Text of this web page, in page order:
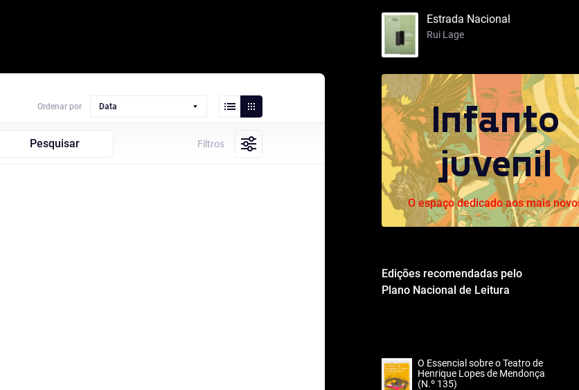
Estrada Nacional
Rui Lage
Ordenar por Data
Pesquisar Filtros
Infanto
juvenil
O espaço dedicado aos mais
Edições recomendadas pelo
Plano Nacional de Leitura
O Essencial sobre o Teatro de
Henrique Lopes de Mendonça
(N.º 135)